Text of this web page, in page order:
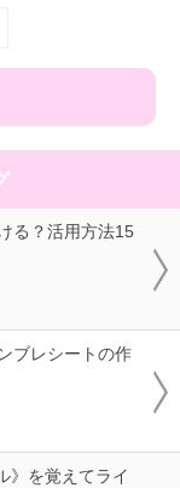
る？活用方法15
ブレシートの作
》を覚えてライ